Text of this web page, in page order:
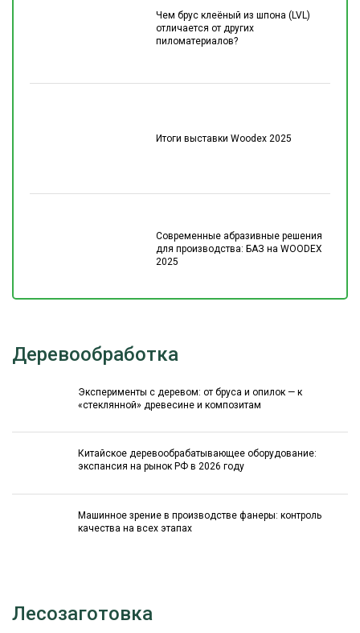
Чем брус клеёный из шпона (LVL)
отличается от других
пиломатериалов?
Итоги выставки Woodex 2025
Современные абразивные решения
для производства: БАЗ на WOODEX
2025
Деревообработка
Эксперименты с деревом: от бруса и опилок — к
«стеклянной» древесине и композитам
Китайское деревообрабатывающее оборудование:
экспансия на рынок РФ в 2026 году
Машинное зрение в производстве фанеры: контроль
качества на всех этапах
Лесозаготовка